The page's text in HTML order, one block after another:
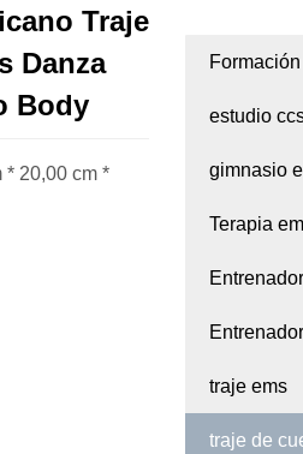
Traje
Danza
Body
* 20,00 cm *
estudio
gimnasio
Terapia
traje ems
traje de